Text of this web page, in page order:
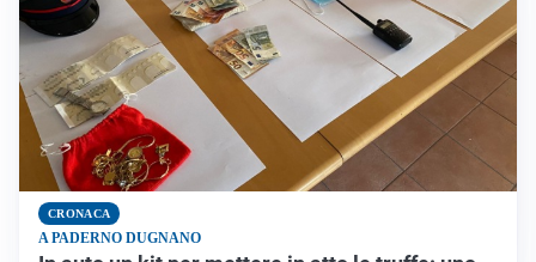
CRONACA
A PADERNO DUGNANO